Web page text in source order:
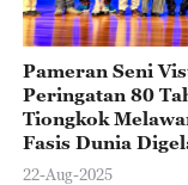
Pameran Seni
Peringatan 80
Tiongkok
Fasis Dunia
22-Aug-2025